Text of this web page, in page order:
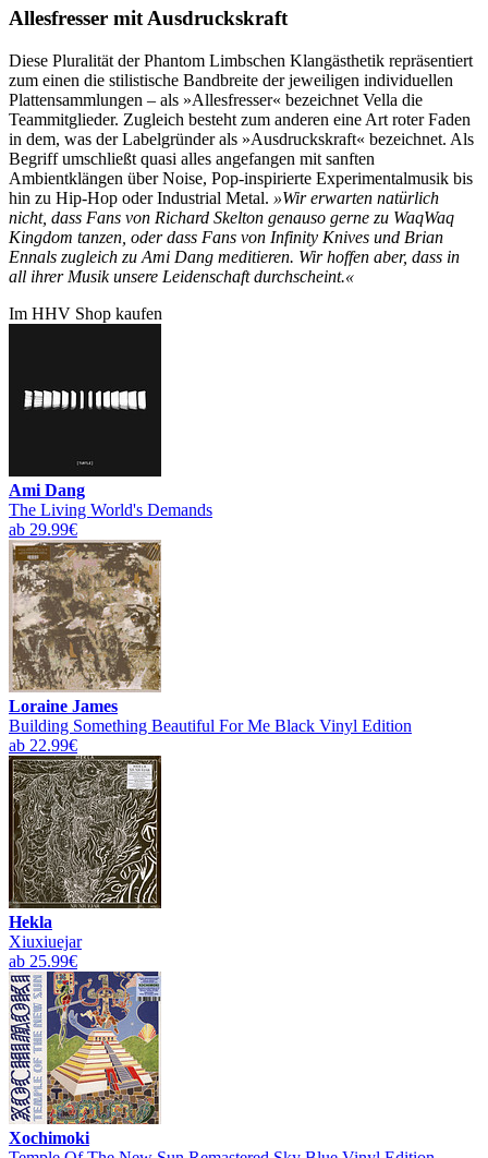
Allesfresser mit Ausdruckskraft
Diese Pluralität der Phantom Limbschen Klangästhetik repräsentiert
zum einen die stilistische Bandbreite der jeweiligen individuellen
Plattensammlungen – als »Allesfresser« bezeichnet Vella die
Teammitglieder. Zugleich besteht zum anderen eine Art roter Faden
in dem, was der Labelgründer als »Ausdruckskraft« bezeichnet. Als
Begriff umschließt quasi alles angefangen mit sanften
Ambientklängen über Noise, Pop-inspirierte Experimentalmusik bis
hin zu Hip-Hop oder Industrial Metal. »Wir erwarten natürlich
nicht, dass Fans von Richard Skelton genauso gerne zu WaqWaq
Kingdom tanzen, oder dass Fans von Infinity Knives und Brian
Ennals zugleich zu Ami Dang meditieren. Wir hoffen aber, dass in
all ihrer Musik unsere Leidenschaft durchscheint.«
Im HHV Shop kaufen
Ami Dang
The Living World's Demands
ab 29.99€
Loraine James
Building Something Beautiful For Me Black Vinyl Edition
ab 22.99€
Hekla
Xiuxiuejar
ab 25.99€
Xochimoki